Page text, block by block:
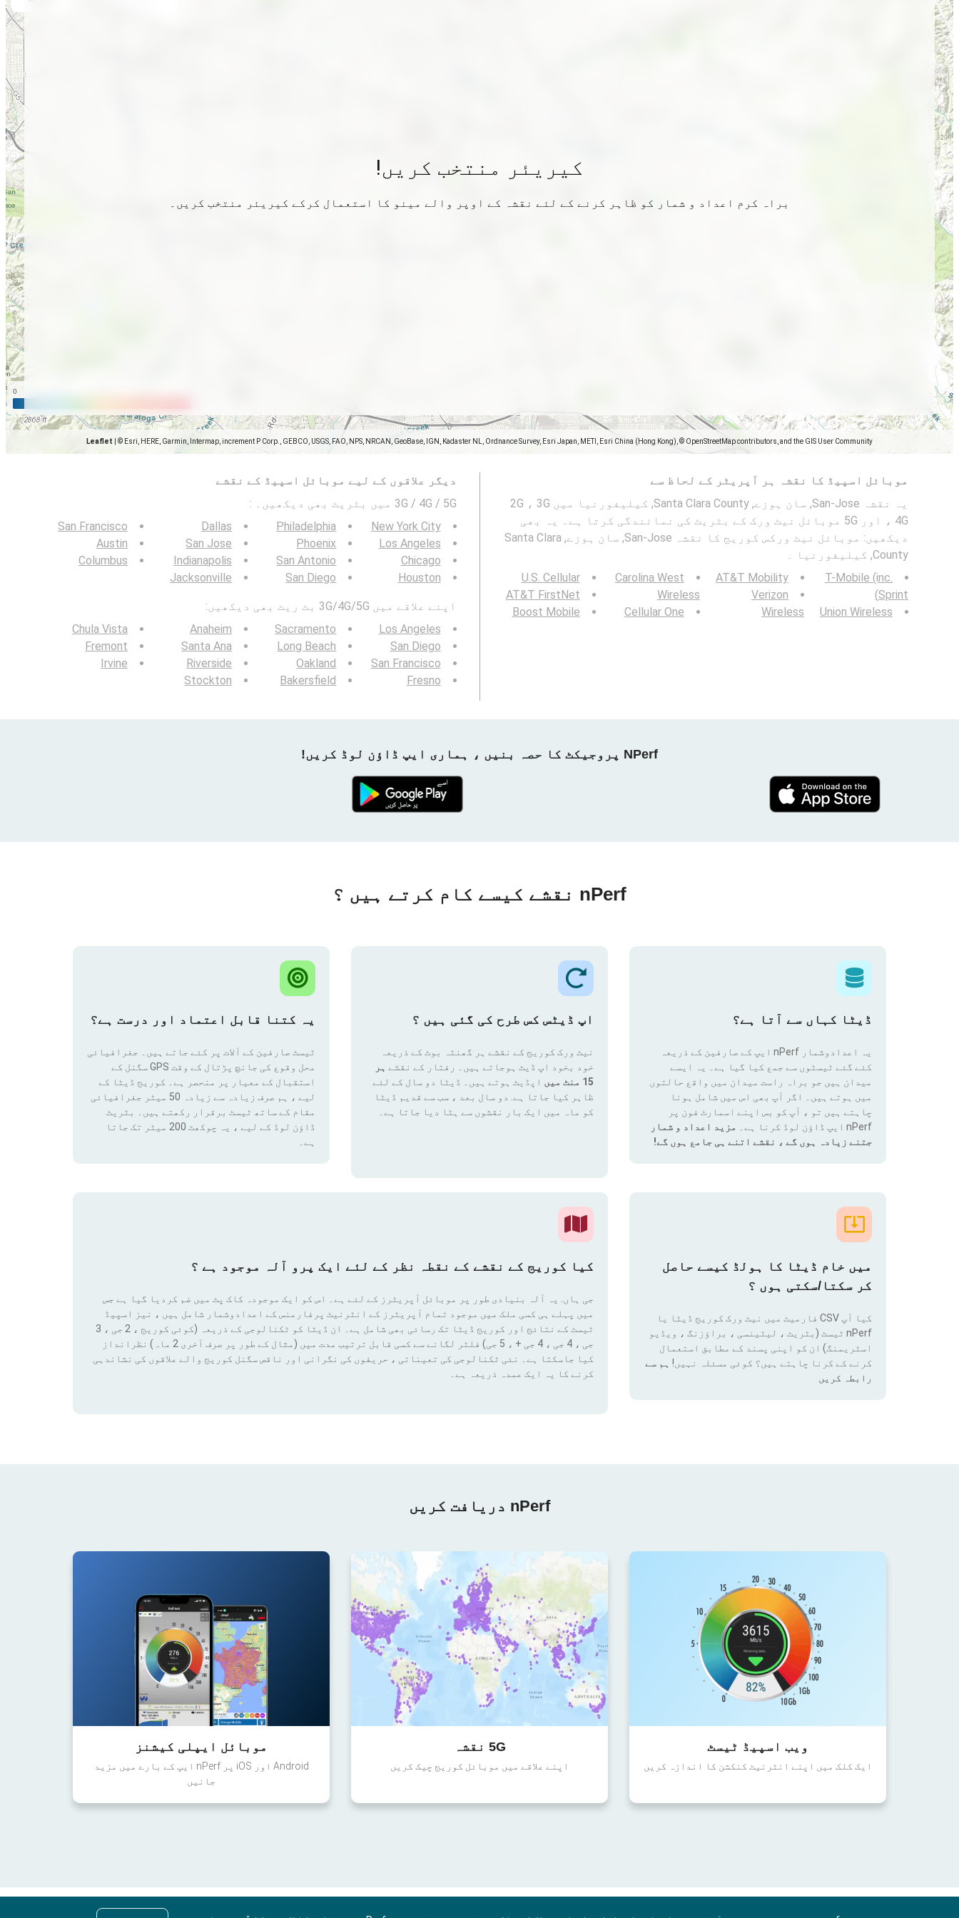
Leaflet © Esri, HERE, Garmin, Intermap, increment P Corp., GEBCO, USGS, FAO, NPS, NRCAN, GeoBase, IGN, Kadaster NL, Ordnance Survey, Esri Japan, METI, Esri China (Hong Kong), © OpenStreetMap contributors, and the GIS User Community
کیریئر منتخب کریں!
براہ کرم اعداد و شمار کو ظاہر کرنے کے لئے نقشہ کے اوپر والے مینو کا استعمال کرکے کیریئر منتخب کریں۔
موبائل اسپیڈ کا نقشہ ہر آپریٹر کے لحاظ سے
یہ نقشہ San-Jose, سان ہوزے, Santa Clara County, کیلیفورنیا میں 2G ، 3G
، 4G اور 5G موبائل نیٹ ورک کے بٹریٹ کی نمائندگی کرتا ہے۔ یہ بھی
دیکھیں: موبائل نیٹ ورکس کوریج کا نقشہ San-Jose, سان ہوزے, Santa Clara
County, کیلیفورنیا ۔
T-Mobile (inc.
Sprint)
Union Wireless
AT&T Mobility
Verizon
Wireless
Carolina West
Wireless
Cellular One
U.S. Cellular
AT&T FirstNet
Boost Mobile
دیگر علاقوں کے لیے موبائل اسپیڈ کے نقشے
3G / 4G / 5G میں بٹریٹ بھی دیکھیں۔ :
New York City
Los Angeles
Chicago
Houston
Philadelphia
Phoenix
San Antonio
San Diego
Dallas
San Jose
Indianapolis
Jacksonville
San Francisco
Austin
Columbus
اپنے علاقے میں 3G/4G/5G بٹ ریٹ بھی دیکھیں:
Los Angeles
San Diego
San Francisco
Fresno
Sacramento
Long Beach
Oakland
Bakersfield
Anaheim
Santa Ana
Riverside
Stockton
Chula Vista
Fremont
Irvine
NPerf پروجیکٹ کا حصہ بنیں ، ہماری ایپ ڈاؤن لوڈ کریں!
nPerf نقشے کیسے کام کرتے ہیں ؟
ڈیٹا کہاں سے آتا ہے؟
یہ اعدادوشمار nPerf ایپ کے صارفین کے ذریعہ
کئے گئے ٹیسٹوں سے جمع کیا گیا ہے۔ یہ ایسے
میدان ہیں جو براہ راست میدان میں واقع حالتوں
میں ہوتے ہیں۔ اگر آپ بھی اس میں شامل ہونا
چاہتے ہیں تو ، آپ کو بس اپنے اسمارٹ فون پر
nPerf ایپ ڈاؤن لوڈ کرنا ہے۔
مزید اعداد و شمار
جتنے زیادہ ہوں گے ، نقشے اتنے ہی جامع ہوں گے!
اپ ڈیٹس کس طرح کی گئی ہیں ؟
نیٹ ورک کوریج کے نقشے ہر گھنٹہ بوٹ کے ذریعہ
خود بخود اپ ڈیٹ ہوجاتے ہیں۔ رفتار کے نقشے ہر
15 منٹ میں
اپڈیٹ ہوتے ہیں۔ ڈیٹا دو سال کے لئے
ظاہر کیا جاتا ہے. دو سال بعد ، سب سے قدیم ڈیٹا
کو ماہ میں ایک بار نقشوں سے ہٹا دیا جاتا ہے۔
یہ کتنا قابل اعتماد اور درست ہے؟
ٹیسٹ صارفین کے آلات پر کئے جاتے ہیں۔ جغرافیائی
محل وقوع کی جانچ پڑتال کے وقت GPS سگنل کے
استقبال کے معیار پر منحصر ہے۔ کوریج ڈیٹا کے
لیے ، ہم صرف زیادہ سے زیادہ 50 میٹر جغرافیائی
مقام کے ساتھ ٹیسٹ برقرار رکھتے ہیں۔ بٹریٹ
ڈاؤن لوڈ کے لیے ، یہ چوکھٹ 200 میٹر تک جاتا
ہے۔
میں خام ڈیٹا کا ہولڈ کیسے حاصل
کر سکتا/سکتی ہوں ؟
کیا آپ CSV فارمیٹ میں نیٹ ورک کوریج ڈیٹا یا
nPerf ٹیسٹ (بٹریٹ ، لیٹینسی ، براؤزنگ ، ویڈیو
اسٹریمنگ) ان کو اپنی پسند کے مطابق استعمال
کرنے کے کرنا چاہتے ہیں؟ کوئی مسئلہ نہیں! ہم سے
رابطہ کریں
کیا کوریج کے نقشے کے نقطہ نظر کے لئے ایک پرو آلہ موجود ہے ؟
جی ہاں. یہ آلہ بنیادی طور پر موبائل آپریٹرز کے لئے ہے۔ اس کو ایک موجودہ کاک پٹ میں ضم کردیا گیا ہے جس
میں پہلے ہی کسی ملک میں موجود تمام آپریٹرز کے انٹرنیٹ پرفارمنس کے اعدادوشمار شامل ہیں ، نیز اسپیڈ
ٹیسٹ کے نتائج اور کوریج ڈیٹا تک رسائی بھی شامل ہے۔ ان ڈیٹا کو ٹکنالوجی کے ذریعہ (کوئی کوریج ، 2 جی ، 3
جی ، 4 جی ، 4 جی + ، 5 جی) فلٹر لگانے سے کسی قابل ترتیب مدت میں (مثال کے طور پر صرف آخری 2 ماہ) نظرانداز
کیا جاسکتا ہے۔ نئی ٹکنالوجی کی تعیناتی ، حریفوں کی نگرانی اور ناقص سگنل کوریج والے علاقوں کی نشاندہی
کرنے کا یہ ایک عمدہ ذریعہ ہے۔
nPerf دریافت کریں
ویب اسپیڈ ٹیسٹ
ایک کلک میں اپنے انٹرنیٹ کنکشن کا اندازہ کریں
5G نقشہ
اپنے علاقے میں موبائل کوریج چیک کریں
موبائل ایپلی کیشنز
Android اور iOS پر nPerf ایپ کے بارے میں مزید
جانیں